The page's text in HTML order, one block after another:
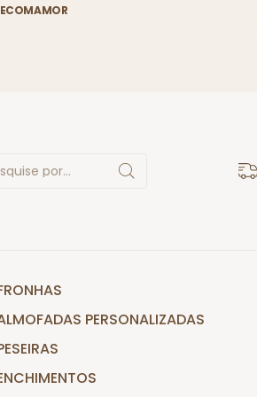
por...
PERSONALIZADAS